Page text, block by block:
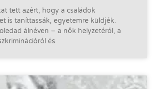
tett azért, hogy a családok
is taníttassák, egyetemre küldjék.
álnéven – a nők helyzetéről, a
és